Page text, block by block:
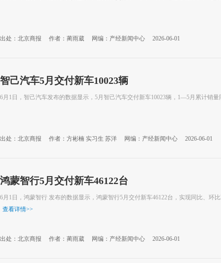
出处：北京商报 作者：蔺雨葳 网编：产经新闻中心 2026-06-01
智己汽车5月交付新车10023辆
6月1日，智己汽车发布的数据显示，5月智己汽车交付新车10023辆，1—5月累计销量
出处：北京商报 作者：方彬楠 实习生 苏洋 网编：产经新闻中心 2026-06-01
鸿蒙智行5月交付新车46122台
6月1日，鸿蒙智行 发布的数据显示，鸿蒙智行5月交付新车46122台，实现同比、环
查看详情>>
出处：北京商报 作者：蔺雨葳 网编：产经新闻中心 2026-06-01